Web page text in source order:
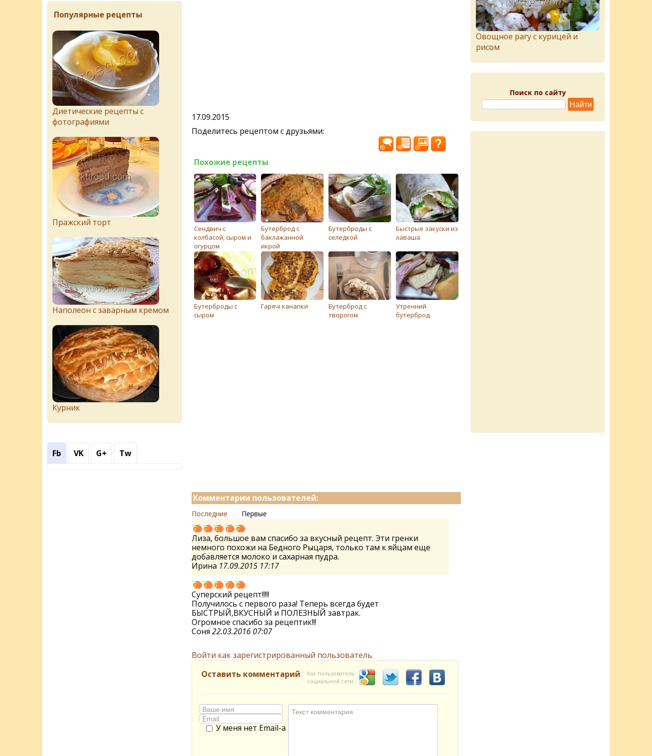
17.09.2015
Поделитесь рецептом с друзьями:
Похожие рецепты
Сeндвич с
колбасой, сыром и
огурцом
Бутерброд с
баклажанной
икрой
Бутерброды с
селедкой
Быстрые закуски из
лаваша
Бутерброды с
сыром
Гарячі канапки
Бутерброд с
творогом
Утренний
бутерброд
Комментарии пользователей:
Последние Первые
Лиза, большое вам спасибо за вкусный рецепт. Эти гренки
немного похожи на Бедного Рыцаря, только там к яйцам еще
добавляется молоко и сахарная пудра.
Ирина 17.09.2015 17:17
Суперский рецепт!!!!!
Получилось с первого раза! Теперь всегда будет
БЫСТРЫЙ,ВКУСНЫЙ и ПОЛЕЗНЫЙ завтрак.
Огромное спасибо за рецептик!!!
Соня 22.03.2016 07:07
Войти как зарегистрированный пользователь.
Оставить комментарий
Как пользователь
социальной сети
У меня нет Email-а
Популярные рецепты
Диетические рецепты с
фотографиями
Пражский торт
Наполеон с заварным кремом
Курник
Fb VK G+ Tw
Овощное рагу с курицей и
рисом
Поиск по сайту